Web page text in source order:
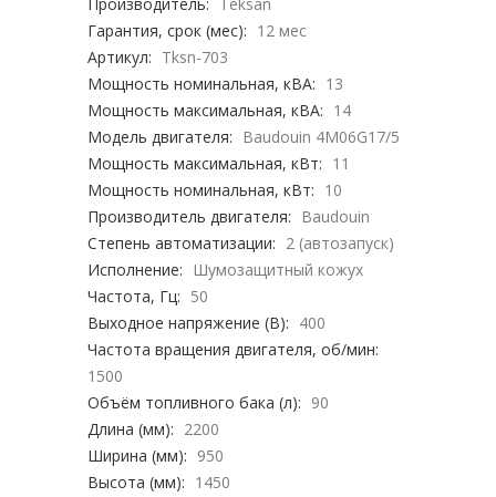
Производитель:
Teksan
Гарантия, срок (мес): 12 мес
Артикул: Tksn-703
Мощность номинальная, кВА: 13
Мощность максимальная, кВА: 14
Модель двигателя:
Baudouin 4M06G17/5
Мощность максимальная, кВт: 11
Мощность номинальная, кВт: 10
Производитель двигателя:
Baudouin
Степень автоматизации: 2 (автозапуск)
Исполнение:
Шумозащитный кожух
Частота, Гц: 50
Выходное напряжение (В): 400
Частота вращения двигателя, об/мин:
1500
Объём топливного бака (л): 90
Длина (мм): 2200
Ширина (мм): 950
Высота (мм): 1450